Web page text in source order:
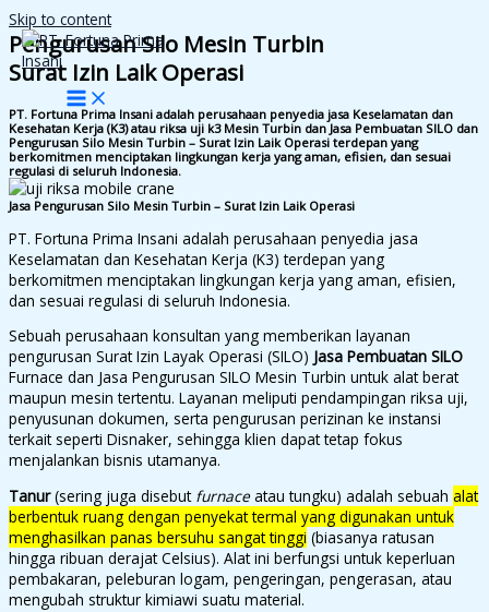
Skip to content
Pengurusan Silo Mesin Turbin
Surat Izin Laik Operasi
PT. Fortuna Prima Insani adalah perusahaan penyedia jasa Keselamatan dan
Kesehatan Kerja (K3) atau riksa uji k3 Mesin Turbin dan Jasa Pembuatan SILO dan
Pengurusan Silo Mesin Turbin – Surat Izin Laik Operasi terdepan yang
berkomitmen menciptakan lingkungan kerja yang aman, efisien, dan sesuai
regulasi di seluruh Indonesia.
Jasa Pengurusan Silo Mesin Turbin – Surat Izin Laik Operasi
PT. Fortuna Prima Insani adalah perusahaan penyedia jasa
Keselamatan dan Kesehatan Kerja (K3) terdepan yang
berkomitmen menciptakan lingkungan kerja yang aman, efisien,
dan sesuai regulasi di seluruh Indonesia.
Sebuah perusahaan konsultan yang memberikan layanan
pengurusan Surat Izin Layak Operasi (SILO) Jasa Pembuatan SILO
Furnace dan Jasa Pengurusan SILO Mesin Turbin untuk alat berat
maupun mesin tertentu. Layanan meliputi pendampingan riksa uji,
penyusunan dokumen, serta pengurusan perizinan ke instansi
terkait seperti Disnaker, sehingga klien dapat tetap fokus
menjalankan bisnis utamanya.
Tanur(sering juga disebut furnaceatau tungku) adalah sebuah alat
berbentuk ruang dengan penyekat termal yang digunakan untuk
menghasilkan panas bersuhu sangat tinggi (biasanya ratusan
hingga ribuan derajat Celsius). Alat ini berfungsi untuk keperluan
pembakaran, peleburan logam, pengeringan, pengerasan, atau
mengubah struktur kimiawi suatu material.